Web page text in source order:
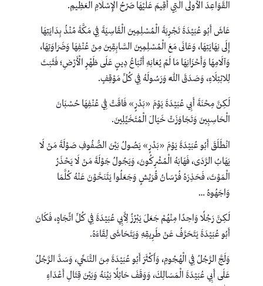
الْقَوَاعِدَ الْأُولَى الَّتِي أُقِيمَ عَلَيْهَا صَرْحُ الْإِسْلَامِ الْعَظِيمِ.
عَاشَ أَبُو عُبَيْدَةَ تَجْرِبَةَ الْمُسْلِمِينَ الْقَاسِيَةَ فِي مَكَّةَ مُنْذُ بِدَايَتِهَا
إِلَى نِهَايَتِهَا، وَعَانَى مَعَ الْمُسْلِمِينَ السَّابِقِينَ مِنْ عُنْفِهَا وَضَرَاوَتِهَا،
وَآلَامِهَا وَأَحْزَانِهَا مَا لَمْ يُعَانِهِ أَتْبَاعُ دِينٍ عَلَى ظَهْرِ الْأَرْضِ؛ فَثَبَتَ
لِلابْتِلَاءِ، وَصَدَقَ اللَّهَ وَرَسُولَهُ فِي كُلِّ مَوْقِفٍ.
لَكِنَّ مِحْنَةَ أَبِي عُبَيْدَةَ يَوْمَ «بَدْرٍ» فَاقَتْ فِي عُنْفِهَا حُسْبَانَ
الْحَاسِبِينَ وَتَجَاوَزَتْ خَيَالَ الْمُتَخَيِّلِينَ.
انْطَلَقَ أَبُو عُبَيْدَةَ يَوْمَ «بَدْرٍ» يَصُولُ بَيْنَ الصُّفُوفِ صَوْلَةَ مَنْ لَا
يَهَابُ الرَّدَى، فَهَابَهُ الْمُشْرِكُونَ، وَيَجُولُ جَوْلَةَ مَنْ لَا يَحْذَرُ
الْمَوْتَ، فَحَذِرَهُ فُرْسَانُ قُرَيْشٍ وَجَعَلُوا يَتَنَحَّوْنَ عَنْهُ كُلَّمَا
وَاجَهُوهُ …
لَكِنَّ رَجُلًا وَاحِدًا مِنْهُمْ جَعَلَ يَبْرُزُ لِأَبِي عُبَيْدَةَ فِي كُلِّ اتِّجَاهٍ، فَكَانَ
أَبُو عُبَيْدَةَ يَتَحَرَّفُ عَنْ طَرِيقِهِ وَيَتَحَاشَى لِقَاءَهُ.
وَلَجَّ الرَّجُلُ فِي الْهُجُومِ، وَأَكْثَرَ أَبُو عُبَيْدَةَ مِنَ التَّنَحِّي، وَسَدَّ الرَّجُلُ
عَلَى أَبِي عُبَيْدَةَ الْمَسَالِكَ، وَوَقَفَ حَائِلًا بَيْنَهُ وَبَيْنَ قِتَالِ أَعْدَاءِ